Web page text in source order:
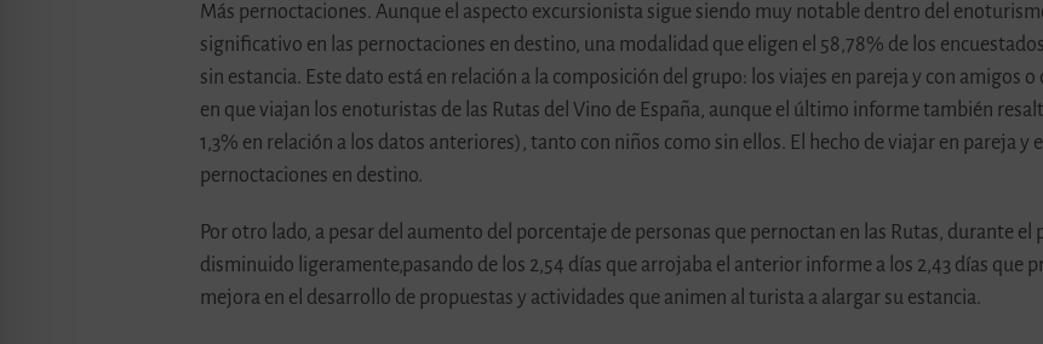
Más pernoctaciones. Aunque el aspecto excursionista sigue siendo muy notable dentro del
significativo en las pernoctaciones en destino, una modalidad que eligen el 58,78% de los
sin estancia. Este dato está en relación a la composición del grupo: los viajes en pareja y con amigos
en que viajan los enoturistas de las Rutas del Vino de España, aunque el último informe también
1,3% en relación a los datos anteriores), tanto con niños como sin ellos. El hecho de viajar en pareja y
pernoctaciones en destino.
Por otro lado, a pesar del aumento del porcentaje de personas que pernoctan en las Rutas, durante
disminuido ligeramente,pasando de los 2,54 días que arrojaba el anterior informe a los 2,43 días que
mejora en el desarrollo de propuestas y actividades que animen al turista a alargar su estancia.